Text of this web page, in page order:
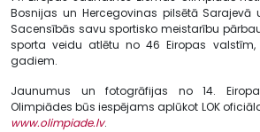
Bosnijas un Hercegovinas pilsētā Sarajevā
Sacensībās savu sportisko meistarību
sporta veidu atlētu no 46 Eiropas
gadiem.
Jaunumus un fotogrāfijas no 14.
Olimpiādes būs iespējams aplūkot LOK
www.olimpiade.lv.